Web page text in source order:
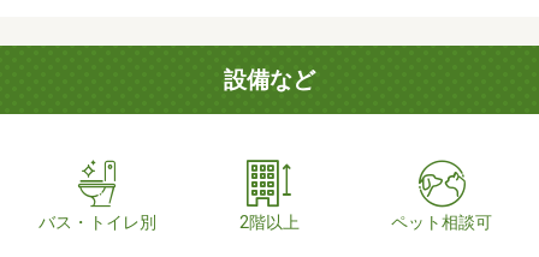
設備など
バス・トイレ別 2階以上 ペット相談可